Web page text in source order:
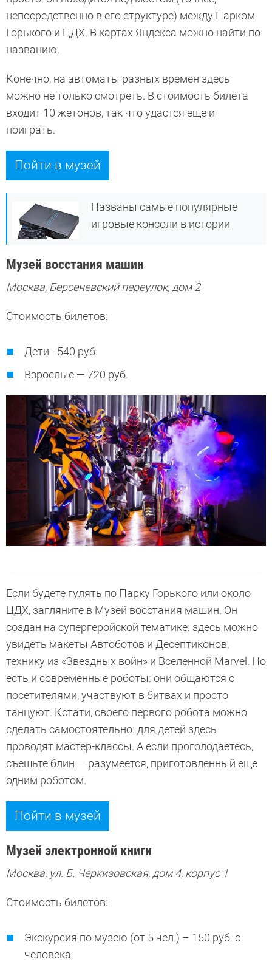
непосредственно в его структуре) между Парком
Горького и ЦДХ. В картах Яндекса можно найти по
названию.
Конечно, на автоматы разных времен здесь
можно не только смотреть. В стоимость билета
входит 10 жетонов, так что удастся еще и
поиграть.
Пойти в музей
Названы самые популярные
игровые консоли в истории
Музей восстания машин
Москва, Берсеневский переулок, дом 2
Стоимость билетов:
Дети - 540 руб.
Взрослые — 720 руб.
Если будете гулять по Парку Горького или около
ЦДХ, загляните в Музей восстания машин. Он
создан на супергеройской тематике: здесь можно
увидеть макеты Автоботов и Десептиконов,
технику из «Звездных войн» и Вселенной Marvel. Но
есть и современные роботы: они общаются с
посетителями, участвуют в битвах и просто
танцуют. Кстати, своего первого робота можно
сделать самостоятельно: для детей здесь
проводят мастер-классы. А если проголодаетесь,
съешьте блин — разумеется, приготовленный еще
одним роботом.
Пойти в музей
Музей электронной книги
Москва, ул. Б. Черкизовская, дом 4, корпус 1
Стоимость билетов:
Экскурсия по музею (от 5 чел.) – 150 руб. с
человека